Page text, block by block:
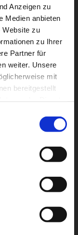
Anzeigen zu
Medien anbieten
Website zu
zu Ihrer
Partner für
weiter. Unsere
mit
bereitgestellt
auch